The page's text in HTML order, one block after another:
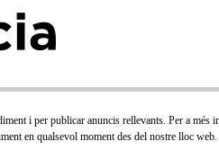
i per publicar anuncis rellevants. Per a més
en qualsevol moment des del nostre lloc web.